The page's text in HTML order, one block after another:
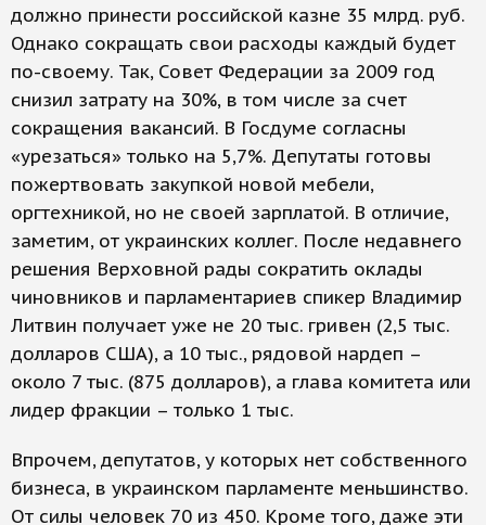
должно принести российской казне 35 млрд. руб.
Однако сокращать свои расходы каждый будет
по-своему. Так, Совет Федерации за 2009 год
снизил затрату на 30%, в том числе за счет
сокращения вакансий. В Госдуме согласны
«урезаться» только на 5,7%. Депутаты готовы
пожертвовать закупкой новой мебели,
оргтехникой, но не своей зарплатой. В отличие,
заметим, от украинских коллег. После недавнего
решения Верховной рады сократить оклады
чиновников и парламентариев спикер Владимир
Литвин получает уже не 20 тыс. гривен (2,5 тыс.
долларов США), а 10 тыс., рядовой нардеп –
около 7 тыс. (875 долларов), а глава комитета или
лидер фракции – только 1 тыс.
Впрочем, депутатов, у которых нет собственного
бизнеса, в украинском парламенте меньшинство.
От силы человек 70 из 450. Кроме того, даже эти